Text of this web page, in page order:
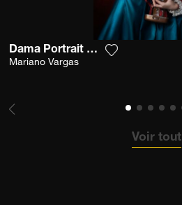
Dama Portrait With Camera
Mariano Vargas
Voir tout